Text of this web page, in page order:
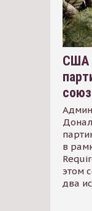
США
в
этом
два